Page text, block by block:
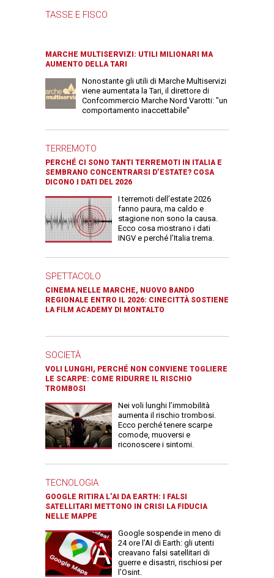
TASSE E FISCO
MARCHE MULTISERVIZI: UTILI MILIONARI MA
AUMENTO DELLA TARI
Nonostante gli utili di Marche Multiservizi
viene aumentata la Tari, il direttore di
Confcommercio Marche Nord Varotti: "un
comportamento inaccettabile"
TERREMOTO
PERCHÉ CI SONO TANTI TERREMOTI IN ITALIA E
SEMBRANO CONCENTRARSI D’ESTATE? COSA
DICONO I DATI DEL 2026
I terremoti dell’estate 2026
fanno paura, ma caldo e
stagione non sono la causa.
Ecco cosa mostrano i dati
INGV e perché l’Italia trema.
SPETTACOLO
CINEMA NELLE MARCHE, NUOVO BANDO
REGIONALE ENTRO IL 2026: CINECITTÀ SOSTIENE
LA FILM ACADEMY DI MONTALTO
SOCIETÀ
VOLI LUNGHI, PERCHÉ NON CONVIENE TOGLIERE
LE SCARPE: COME RIDURRE IL RISCHIO
TROMBOSI
Nei voli lunghi l’immobilità
aumenta il rischio trombosi.
Ecco perché tenere scarpe
comode, muoversi e
riconoscere i sintomi.
TECNOLOGIA
GOOGLE RITIRA L’AI DA EARTH: I FALSI
SATELLITARI METTONO IN CRISI LA FIDUCIA
NELLE MAPPE
Google sospende in meno di
24 ore l’AI di Earth: gli utenti
creavano falsi satellitari di
guerre e disastri, rischiosi per
l’Osint.